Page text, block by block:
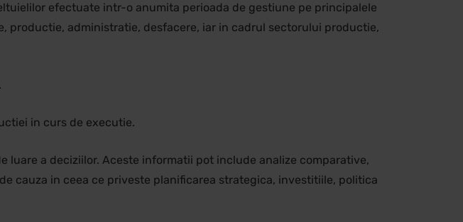
efectuate intr-o anumita perioada de gestiune pe principalele
productie, administratie, desfacere, iar in cadrul sectorului productie,
in curs de executie.
a deciziilor. Aceste informatii pot include analize comparative,
cauza in ceea ce priveste planificarea strategica, investitiile, politica